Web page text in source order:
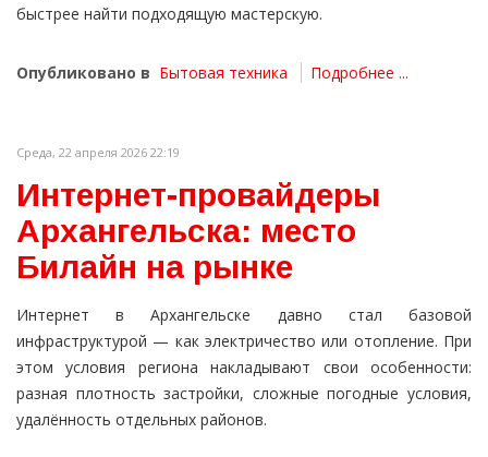
быстрее найти подходящую мастерскую.
Опубликовано в Бытовая техника Подробнее ...
Среда, 22 апреля 2026 22:19
Интернет-провайдеры
Архангельска: место
Билайн на рынке
Интернет в Архангельске давно стал базовой
инфраструктурой — как электричество или отопление. При
этом условия региона накладывают свои особенности:
разная плотность застройки, сложные погодные условия,
удалённость отдельных районов.